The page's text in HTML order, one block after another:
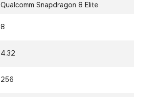
Qualcomm Snapdragon 8 Elite
8
4.32
256